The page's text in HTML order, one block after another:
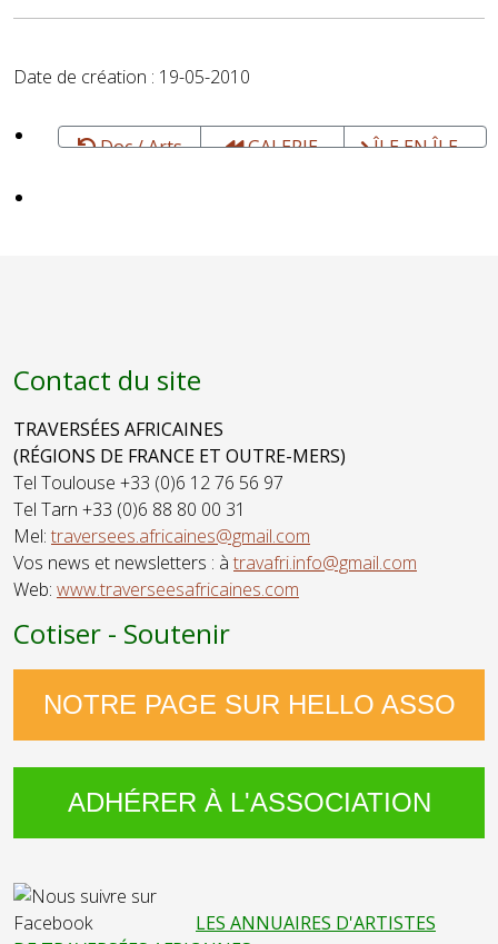
Date de création : 19-05-2010
Doc / Arts
GALERIE
ÎLE EN ÎLE -
Contact du site
TRAVERSÉES AFRICAINES
(RÉGIONS DE FRANCE ET OUTRE-MERS)
Tel Toulouse +33 (0)6 12 76 56 97
Tel Tarn +33 (0)6 88 80 00 31
Mel: traversees.africaines@gmail.com
Vos news et newsletters : à travafri.info@gmail.com
Web: www.traverseesafricaines.com
Cotiser - Soutenir
NOTRE PAGE SUR HELLO ASSO
ADHÉRER À L'ASSOCIATION
LES ANNUAIRES D'ARTISTES